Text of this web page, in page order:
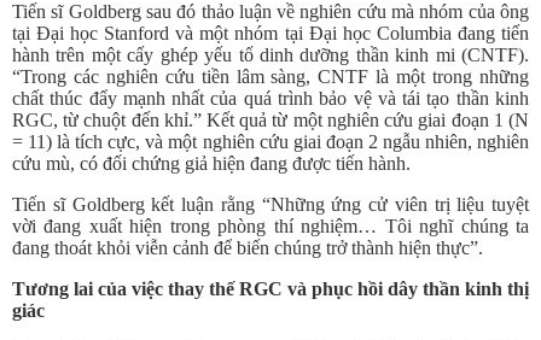
Tiến sĩ Goldberg sau đó thảo luận về nghiên cứu mà nhóm của ông
tại Đại học Stanford và một nhóm tại Đại học Columbia đang tiến
hành trên một cấy ghép yếu tố dinh dưỡng thần kinh mi (CNTF).
“Trong các nghiên cứu tiền lâm sàng, CNTF là một trong những
chất thúc đẩy mạnh nhất của quá trình bảo vệ và tái tạo thần kinh
RGC, từ chuột đến khỉ.” Kết quả từ một nghiên cứu giai đoạn 1 (N
= 11) là tích cực, và một nghiên cứu giai đoạn 2 ngẫu nhiên, nghiên
cứu mù, có đối chứng giả hiện đang được tiến hành.
Tiến sĩ Goldberg kết luận rằng “Những ứng cử viên trị liệu tuyệt
vời đang xuất hiện trong phòng thí nghiệm… Tôi nghĩ chúng ta
đang thoát khỏi viễn cảnh để biến chúng trở thành hiện thực”.
Tương lai của việc thay thế RGC và phục hồi dây thần kinh thị
giác